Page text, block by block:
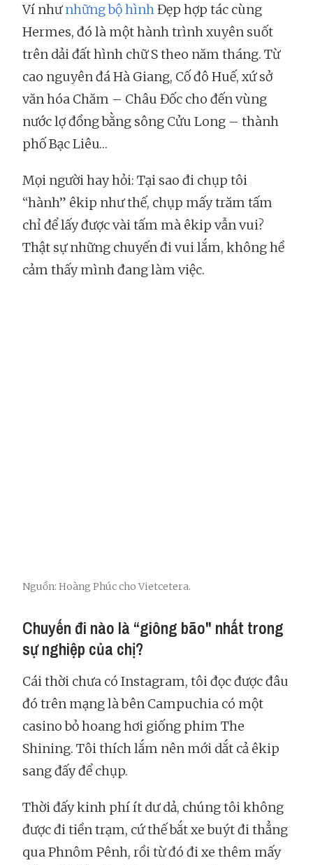
Ví nhưnhững bộ hìnhĐẹp hợp tác cùng
Hermes, đó là một hành trình xuyên suốt
trên dải đất hình chữ S theo năm tháng. Từ
cao nguyên đá Hà Giang, Cố đô Huế, xứ sở
văn hóa Chăm – Châu Đốc cho đến vùng
nước lợ đồng bằng sông Cửu Long – thành
phố Bạc Liêu…
Mọi người hay hỏi: Tại sao đi chụp tôi
“hành” êkip như thế, chụp mấy trăm tấm
chỉ để lấy được vài tấm mà êkip vẫn vui?
Thật sự những chuyến đi vui lắm, không hề
cảm thấy mình đang làm việc.
Nguồn: Hoàng Phúc cho Vietcetera.
Chuyến đi nào là “giông bão" nhất trong
sự nghiệp của chị?
Cái thời chưa có Instagram, tôi đọc được đâu
đó trên mạng là bên Campuchia có một
casino bỏ hoang hơi giống phim The
Shining. Tôi thích lắm nên mới dắt cả êkip
sang đấy để chụp.
Thời đấy kinh phí ít dư dả, chúng tôi không
được đi tiền trạm, cứ thế bắt xe buýt đi thẳng
qua Phnôm Pênh, rồi từ đó đi xe thêm mấy